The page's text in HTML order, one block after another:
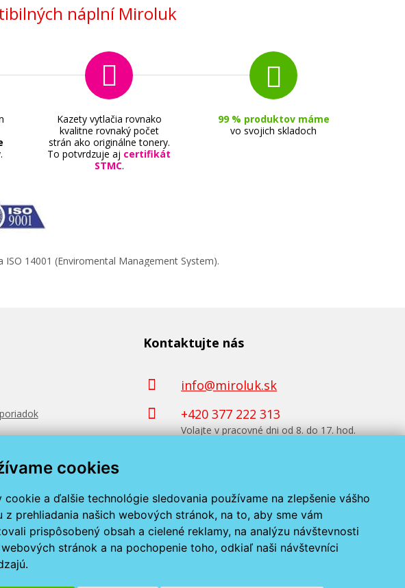
cookies
cookie a ďalšie technológie sledovania používame na zlepšenie vášho
z prehliadania našich webových stránok, na to, aby sme vám
prispôsobený obsah a cielené reklamy, na analýzu návštevnosti
webových stránok a na pochopenie toho, odkiaľ naši návštevníci
náplní Miroluk
Kazety vytlačia rovnako
kvalitne rovnaký počet
strán ako originálne tonery.
To potvrdzuje aj certifikát
STMC.
99 % produktov máme
vo svojich skladoch
14001 (Enviromental Management System).
Kontaktujte nás
info@miroluk.sk
+420 377 222 313
Volajte v pracovné dni od 8. do 17. hod.